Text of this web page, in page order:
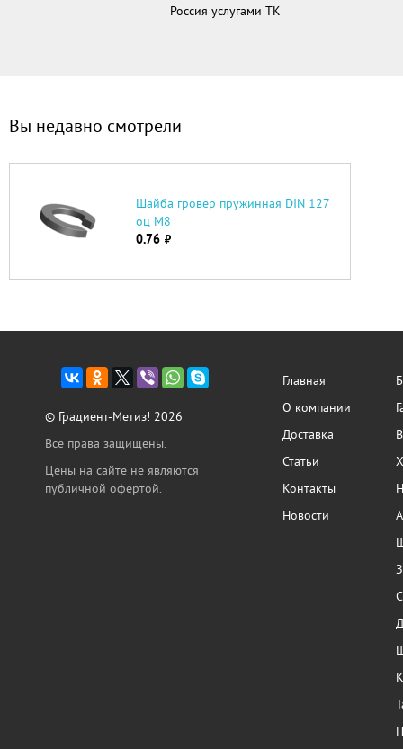
Россия услугами ТК
Вы недавно смотрели
Шайба гровер пружинная DIN 127
оц М8
0.76 руб.
© Градиент-Метиз! 2026
Все права защищены.
Цены на сайте не являются
публичной офертой.
Главная
О компании
Доставка
Статьи
Контакты
Новости